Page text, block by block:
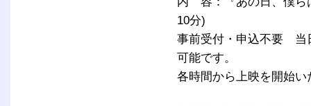
10分)
事前受付・申込不要 当
可能です。
各時間から上映を開始い